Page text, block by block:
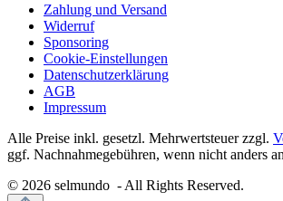
Zahlung und Versand
Widerruf
Sponsoring
Cookie-Einstellungen
Datenschutzerklärung
AGB
Impressum
Alle Preise inkl. gesetzl. Mehrwertsteuer zzgl.
ggf. Nachnahmegebühren, wenn nicht anders
© 2026 selmundo - All Rights Reserved.